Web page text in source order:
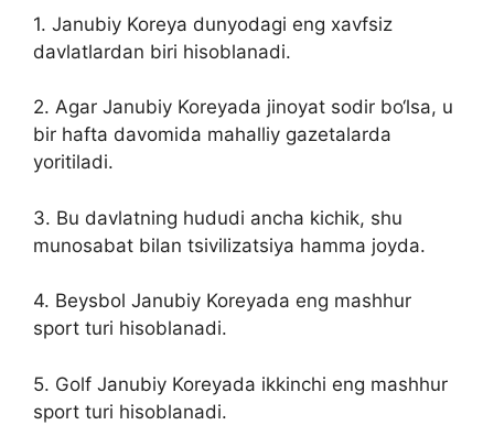
1. Janubiy Koreya dunyodagi eng xavfsiz
davlatlardan biri hisoblanadi.
2. Agar Janubiy Koreyada jinoyat sodir bo‘lsa, u
bir hafta davomida mahalliy gazetalarda
yoritiladi.
3. Bu davlatning hududi ancha kichik, shu
munosabat bilan tsivilizatsiya hamma joyda.
4. Beysbol Janubiy Koreyada eng mashhur
sport turi hisoblanadi.
5. Golf Janubiy Koreyada ikkinchi eng mashhur
sport turi hisoblanadi.